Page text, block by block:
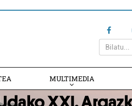
MULTIMEDIA